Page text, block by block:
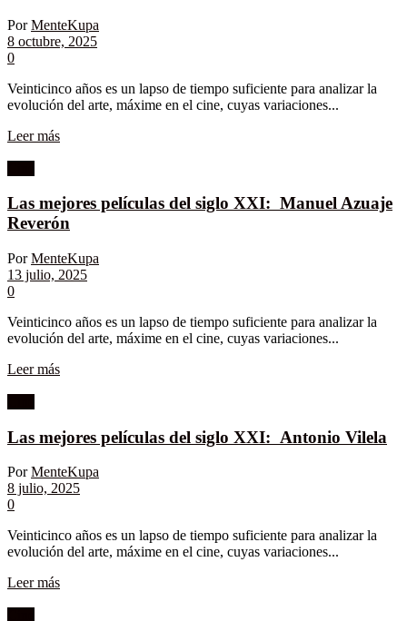
Por MenteKupa
8 octubre, 2025
0
Veinticinco años es un lapso de tiempo suficiente para analizar la
evolución del arte, máxime en el cine, cuyas variaciones...
Leer más
Las mejores películas del siglo XXI: Manuel Azuaje
Reverón
Por MenteKupa
13 julio, 2025
0
Veinticinco años es un lapso de tiempo suficiente para analizar la
evolución del arte, máxime en el cine, cuyas variaciones...
Leer más
Las mejores películas del siglo XXI: Antonio Vilela
Por MenteKupa
8 julio, 2025
0
Veinticinco años es un lapso de tiempo suficiente para analizar la
evolución del arte, máxime en el cine, cuyas variaciones...
Leer más